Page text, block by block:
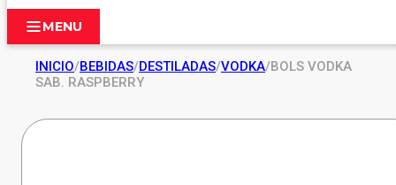
MENU
INICIO/BEBIDAS/DESTILADAS/VODKA/BOLS VODKA
SAB. RASPBERRY